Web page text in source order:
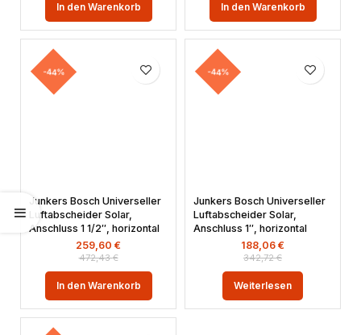
In den Warenkorb In den Warenkorb
-44%
Junkers Bosch Universeller
Luftabscheider Solar,
Anschluss 1 1/2″, horizontal
472,43€
259,60 €
In den Warenkorb
-44%
Junkers Bosch Universeller
Luftabscheider Solar,
Anschluss 1″, horizontal
342,72€
188,06 €
Weiterlesen